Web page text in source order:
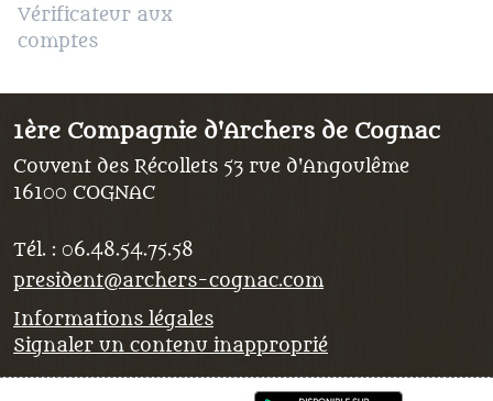
Vérificateur aux
comptes
1ère Compagnie d'Archers de Cognac
Couvent des Récollets 53 rue d'Angoulême
16100 COGNAC
Tél. : 06.48.54.75.58
president@archers-cognac.com
Informations légales
Signaler un contenu inapproprié